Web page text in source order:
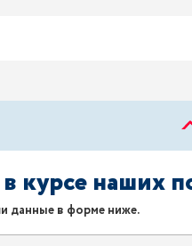
в курсе наших
данные в форме ниже.